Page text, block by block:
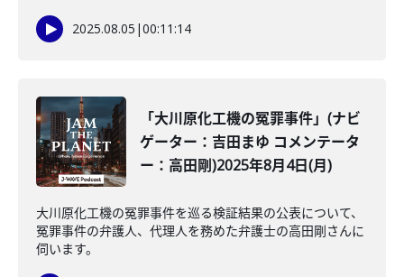
2025.08.05 |00:11:14
「大川原化工機の冤罪事件」(ナビ
ゲーター：吉田まゆ コメンテータ
ー：高田剛)2025年8月4日(月)
大川原化工機の冤罪事件を巡る検証結果の公表について、
冤罪事件の弁護人、代理人を務めた弁護士の高田剛さんに
伺います。